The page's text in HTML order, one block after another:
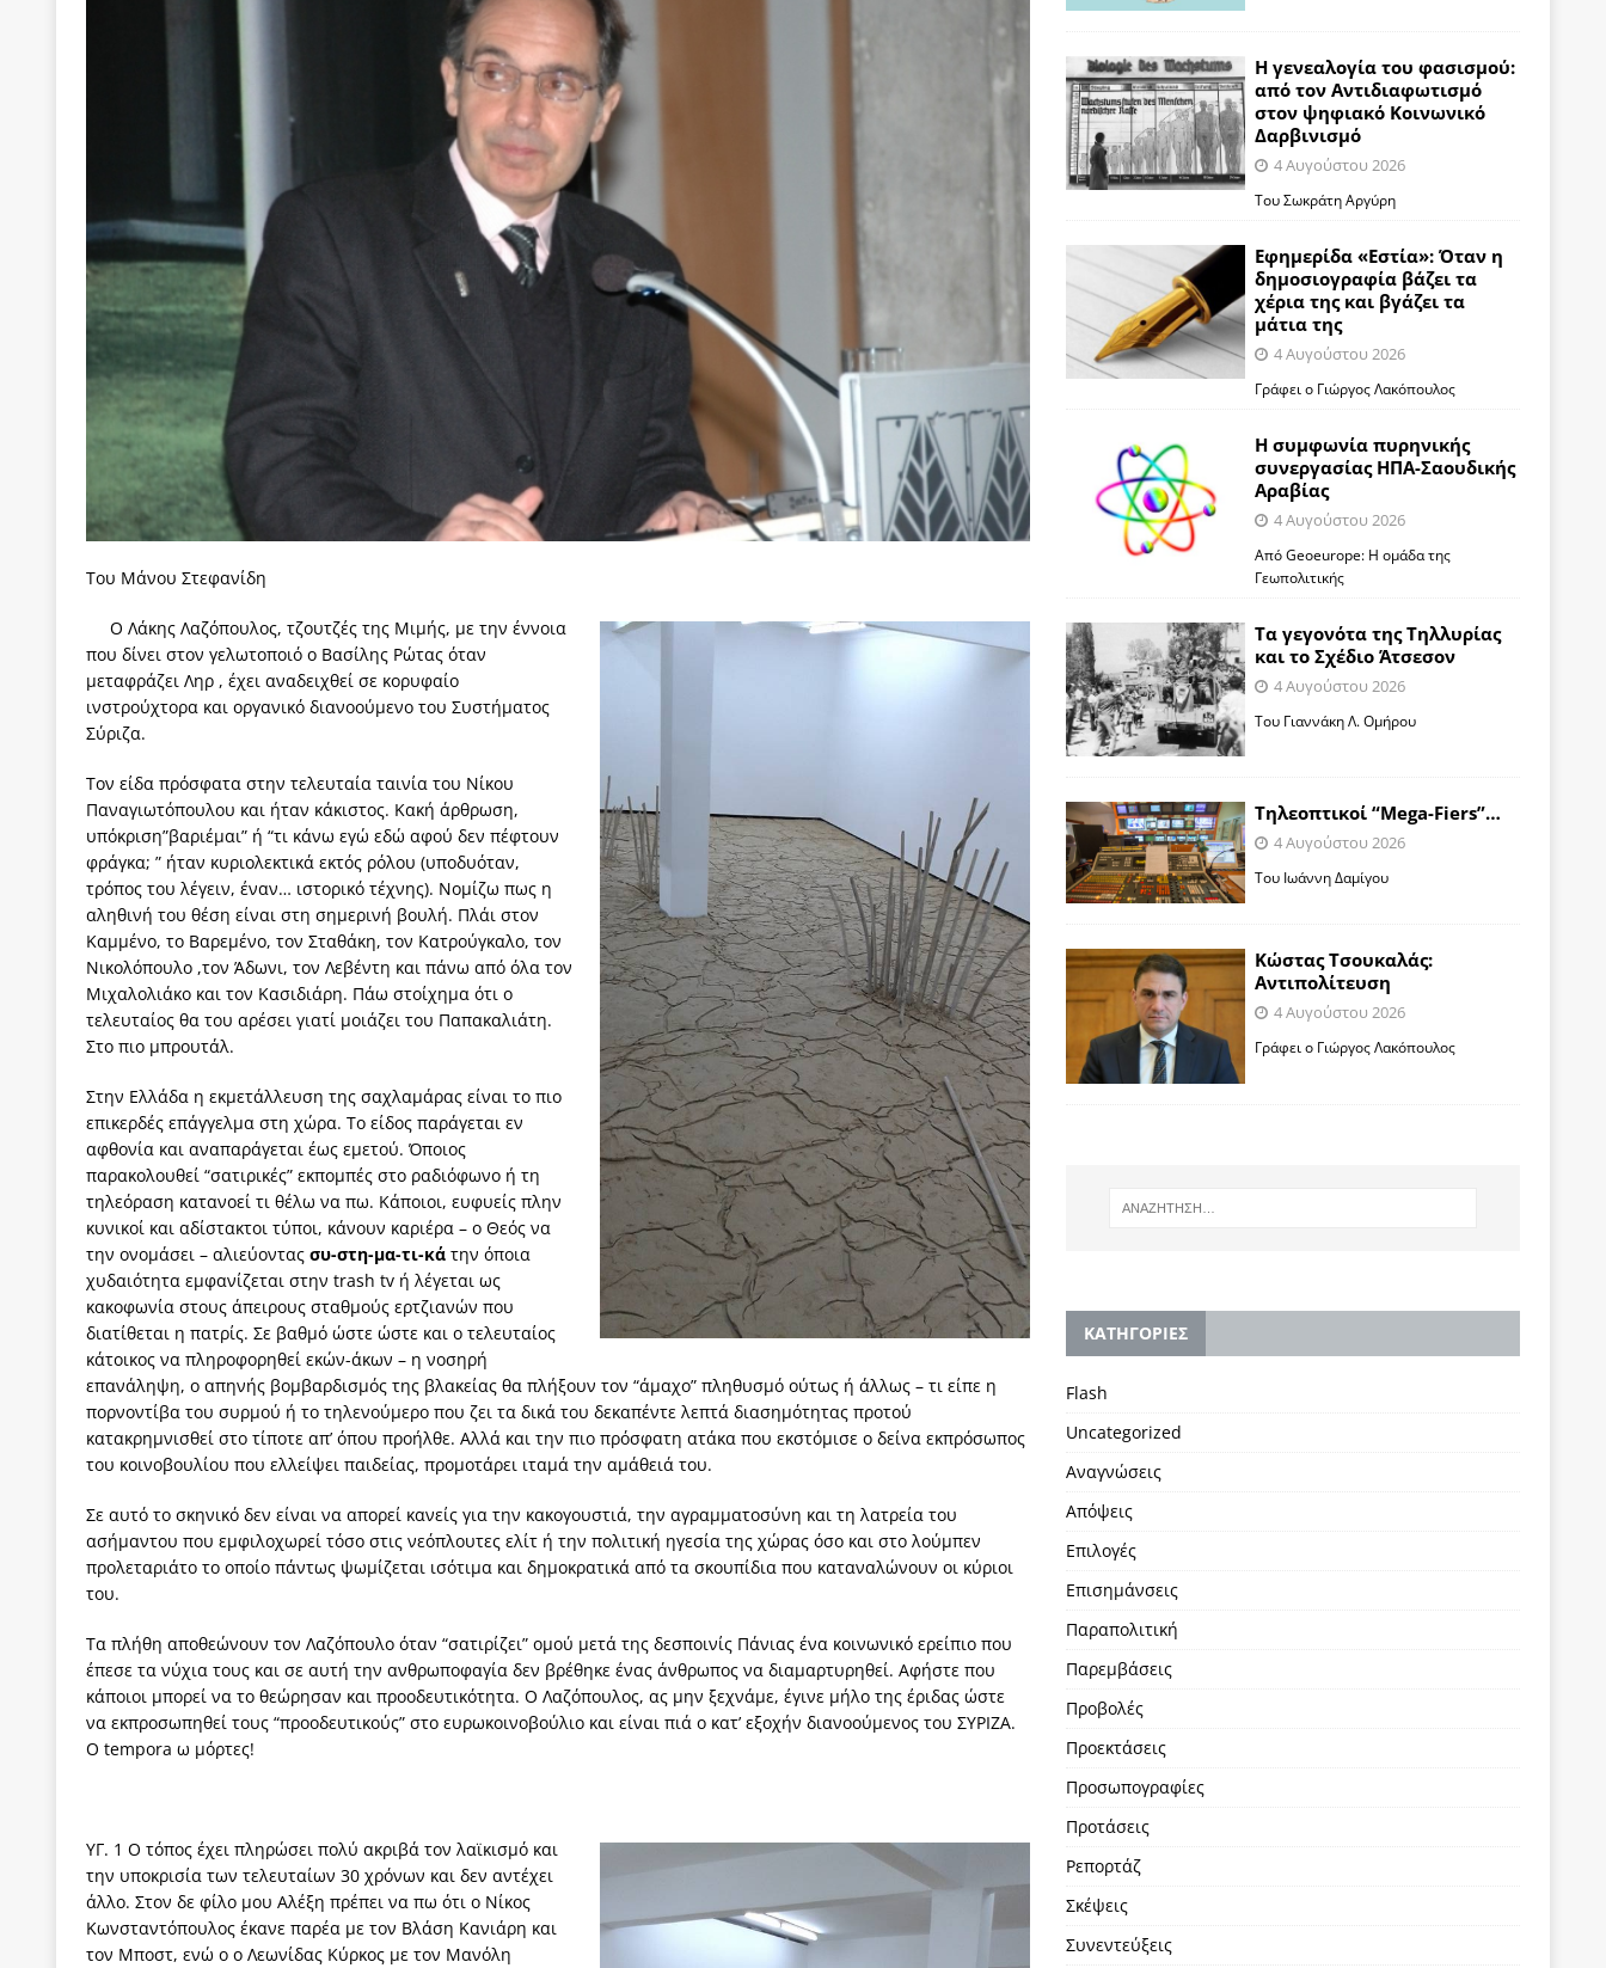
Μακάριος Λαζαρίδης: Έργο!
ΠΡΟΣΩΠΟΓΡΑΦΙΕΣ
Θα ανήκεις όπου ανήκει το νερό
ΑΝΑΓΝΩΣΕΙΣ
[ 4 Αυγούστου 2026 ]
Η γενεαλογία του φασισμού: από τον Αντιδιαφωτισμό στον ψηφιακό Κοινωνικό Δαρβινισμό
[ 4 Αυγούστου 2026 ]
Εφημερίδα «Εστία»: Όταν η δημοσιογραφία βάζει τα χέρια της και βγάζει τα μάτια της
[ 4 Αυγούστου 2026 ]
Η συμφωνία πυρηνικής συνεργασίας ΗΠΑ-Σαουδικής Αραβίας
[ 4 Αυγούστου 2026 ]
Τα γεγονότα της Τηλλυρίας και το Σχέδιο Άτσεσον
[ 4 Αυγούστου 2026 ]
[ 4 Αυγούστου 2026 ]
Κώστας Τσουκαλάς: Αντιπολίτευση
[ 4 Αυγούστου 2026 ]
Ο Ιωάννης Μεταξάς και η 4η Αυγούστου: Πώς ένας αποτυχημένος κοινοβουλευτικός έγινε
δικτάτορας
ΕΠΙΛΟΓΕΣ
[ 3 Αυγούστου 2026 ]
Η ελευθεροτυπία δεν απειλείται και δεν εκβιάζεται
ΠΑΡΕΜΒΑΣΕΙΣ
[ 3 Αυγούστου 2026 ]
ΠΑΣΟΚ ή ΕΛ.ΑΣ.; Γιατί η μάχη της δεύτερης θέσης είναι (πολύ) ανοιχτή ακόμη. Προς αναμέτρηση
μπορούν να φέρουν την αλλαγή
ΠΡΟΕΚΤΑΣΕΙΣ
[ 3 Αυγούστου 2026 ] Γιατί λιγοστεύουν «τα χρόνια της αθωότητας;» Το «αίνιγμα»και η «λύση» του μέσα από τον
εμβληματικό «Πολίτη Κέιν»
ΠΑΡΕΜΒΑΣΕΙΣ
[ 3 Αυγούστου 2026 ]
Το γάλλιο και η γεωπολιτική ισχύς για την Ελλάδα
[ 3 Αυγούστου 2026 ] «Εδοξάσθη κρυπτομένη και εγελοιοποιήθη εμφανιζόμενη»: Το άδοξο βήμα της Μ. Καρυστιανού
ΠΑΡΕΜΒΑΣΕΙΣ
Του Μάνου Στεφανίδη
Ο Λάκης Λαζόπουλος, τζουτζές της Μιμής, με την έννοια
που δίνει στον γελωτοποιό ο Βασίλης Ρώτας όταν
μεταφράζει Ληρ , έχει αναδειχθεί σε κορυφαίο
ινστρούχτορα και οργανικό διανοούμενο του Συστήματος
Σύριζα.
Τον είδα πρόσφατα στην τελευταία ταινία του Νίκου
Παναγιωτόπουλου και ήταν κάκιστος. Κακή άρθρωση,
υπόκριση”βαριέμαι” ή “τι κάνω εγώ εδώ αφού δεν πέφτουν
φράγκα; ” ήταν κυριολεκτικά εκτός ρόλου (υποδυόταν,
τρόπος του λέγειν, έναν… ιστορικό τέχνης). Νομίζω πως η
αληθινή του θέση είναι στη σημερινή βουλή. Πλάι στον
Καμμένο, το Βαρεμένο, τον Σταθάκη, τον Κατρούγκαλο, τον
Νικολόπουλο ,τον Άδωνι, τον Λεβέντη και πάνω από όλα τον
Μιχαλολιάκο και τον Κασιδιάρη. Πάω στοίχημα ότι ο
τελευταίος θα του αρέσει γιατί μοιάζει του Παπακαλιάτη.
Στο πιο μπρουτάλ.
Στην Ελλάδα η εκμετάλλευση της σαχλαμάρας είναι το πιο
επικερδές επάγγελμα στη χώρα. Το είδος παράγεται εν
αφθονία και αναπαράγεται έως εμετού. Όποιος
παρακολουθεί “σατιρικές” εκπομπές στο ραδιόφωνο ή τη
τηλεόραση κατανοεί τι θέλω να πω. Κάποιοι, ευφυείς πλην
κυνικοί και αδίστακτοι τύποι, κάνουν καριέρα – ο Θεός να
την ονομάσει – αλιεύοντας συ-στη-μα-τι-κά την όποια
χυδαιότητα εμφανίζεται στην trash tv ή λέγεται ως
κακοφωνία στους άπειρους σταθμούς ερτζιανών που
διατίθεται η πατρίς. Σε βαθμό ώστε ώστε και ο τελευταίος
κάτοικος να πληροφορηθεί εκών-άκων – η νοσηρή
επανάληψη, ο απηνής βομβαρδισμός της βλακείας θα πλήξουν τον “άμαχο” πληθυσμό ούτως ή άλλως – τι είπε η
πορνοντίβα του συρμού ή το τηλενούμερο που ζει τα δικά του δεκαπέντε λεπτά διασημότητας προτού
κατακρημνισθεί στο τίποτε απ’ όπου προήλθε. Αλλά και την πιο πρόσφατη ατάκα που εκστόμισε ο δείνα εκπρόσωπος
του κοινοβουλίου που ελλείψει παιδείας, προμοτάρει ιταμά την αμάθειά του.
Σε αυτό το σκηνικό δεν είναι να απορεί κανείς για την κακογουστιά, την αγραμματοσύνη και τη λατρεία του
ασήμαντου που εμφιλοχωρεί τόσο στις νεόπλουτες ελίτ ή την πολιτική ηγεσία της χώρας όσο και στο λούμπεν
προλεταριάτο το οποίο πάντως ψωμίζεται ισότιμα και δημοκρατικά από τα σκουπίδια που καταναλώνουν οι κύριοι
του.
Τα πλήθη αποθεώνουν τον Λαζόπουλο όταν “σατιρίζει” ομού μετά της δεσποινίς Πάνιας ένα κοινωνικό ερείπιο που
έπεσε τα νύχια τους και σε αυτή την ανθρωποφαγία δεν βρέθηκε ένας άνθρωπος να διαμαρτυρηθεί. Αφήστε που
κάποιοι μπορεί να το θεώρησαν και προοδευτικότητα. Ο Λαζόπουλος, ας μην ξεχνάμε, έγινε μήλο της έριδας ώστε
να εκπροσωπηθεί τους “προοδευτικούς” στο ευρωκοινοβούλιο και είναι πιά ο κατ’ εξοχήν διανοούμενος του ΣΥΡΙΖΑ.
O tempora ω μόρτες!
ΥΓ. 1 Ο τόπος έχει πληρώσει πολύ ακριβά τον λαϊκισμό και
την υποκρισία των τελευταίων 30 χρόνων και δεν αντέχει
άλλο. Στον δε φίλο μου Αλέξη πρέπει να πω ότι ο Νίκος
Κωνσταντόπουλος έκανε παρέα με τον Βλάση Κανιάρη και
τον Μποστ, ενώ ο ο Λεωνίδας Κύρκος με τον Μανόλη
Η γενεαλογία του φασισμού:
από τον Αντιδιαφωτισμό
στον ψηφιακό Κοινωνικό
Δαρβινισμό
4 Αυγούστου 2026
Του Σωκράτη Αργύρη
Εφημερίδα «Εστία»: Όταν η
δημοσιογραφία βάζει τα
χέρια της και βγάζει τα
μάτια της
4 Αυγούστου 2026
Γράφει ο Γιώργος Λακόπουλος
Η συμφωνία πυρηνικής
συνεργασίας ΗΠΑ-Σαουδικής
Αραβίας
4 Αυγούστου 2026
Από Geoeurope: H ομάδα της
Γεωπολιτικής
Τα γεγονότα της Τηλλυρίας
και το Σχέδιο Άτσεσον
4 Αυγούστου 2026
Toυ Γιαννάκη Λ. Ομήρου
Tηλεοπτικοί “Mega-Fiers”…
4 Αυγούστου 2026
Toυ Ιωάννη Δαμίγου
Κώστας Τσουκαλάς:
Αντιπολίτευση
4 Αυγούστου 2026
Γράφει ο Γιώργος Λακόπουλος
KΑΤΗΓΟΡΙΕΣ
Flash
Uncategorized
Αναγνώσεις
Απόψεις
Επιλογές
Επισημάνσεις
Παραπολιτική
Παρεμβάσεις
Προβολές
Προεκτάσεις
Προσωπογραφίες
Προτάσεις
Ρεπορτάζ
Σκέψεις
Συνεντεύξεις